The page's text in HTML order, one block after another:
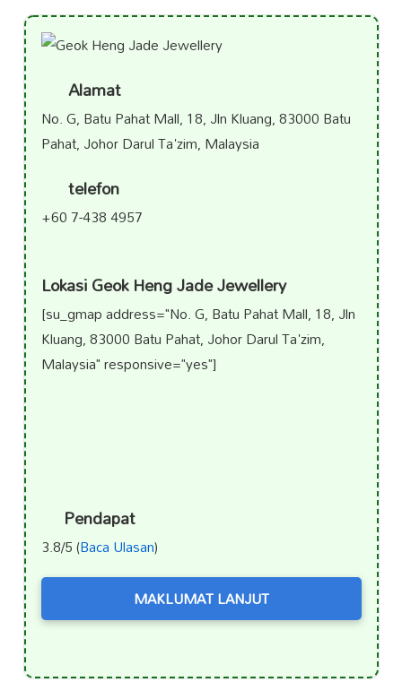
Alamat
No. G, Batu Pahat Mall, 18, Jln Kluang, 83000 Batu
Pahat, Johor Darul Ta'zim, Malaysia
telefon
+60 7-438 4957
Lokasi Geok Heng Jade Jewellery
[su_gmap address="No. G, Batu Pahat Mall, 18, Jln
Kluang, 83000 Batu Pahat, Johor Darul Ta'zim,
Malaysia" responsive="yes"]
Pendapat
3.8/5 (Baca Ulasan)
MAKLUMAT LANJUT